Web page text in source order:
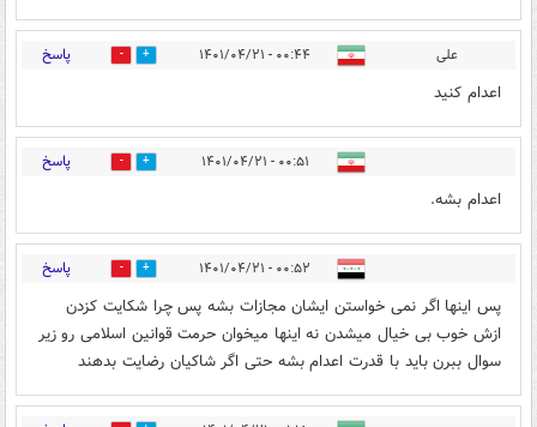
علی ۰۰:۴۴ - ۱۴۰۱/۰۴/۲۱ 7 پاسخ
اعدام کنید
۰۰:۵۱ - ۱۴۰۱/۰۴/۲۱ 8 پاسخ
اعدام بشه.
۰۰:۵۲ - ۱۴۰۱/۰۴/۲۱ 16 پاسخ
پس اینها اگر نمی خواستن ایشان مجازات بشه پس چرا شکایت کزدن
ازش خوب بی خیال میشدن نه اینها میخوان حرمت قوانین اسلامی رو زیر
سوال ببرن باید با قدرت اعدام بشه حتی اگر شاکیان رضایت بدهند